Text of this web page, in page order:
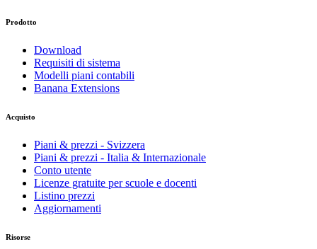
Prodotto
Download
Requisiti di sistema
Modelli piani contabili
Banana Extensions
Acquisto
Piani & prezzi - Svizzera
Piani & prezzi - Italia & Internazionale
Conto utente
Licenze gratuite per scuole e docenti
Listino prezzi
Aggiornamenti
Risorse